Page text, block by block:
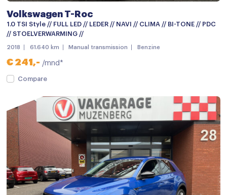
mistlampen voor adaptief
Parkeersensor achter
Parkeersensoren
Android auto
Apple carplay
APPLE CARPLAY
Apple Carplay / Android auto voorbereiding
APPLE CARPLAY NAVIGATIE
Volkswagen T-Roc
1.0 TSI Style // FULL LED // LEDER // NAVI // CLIMA // BI-TONE // PDC
// STOELVERWARMING //
2018 61.640 km Manual transmission Benzine
€ 241,- /mnd*
Compare